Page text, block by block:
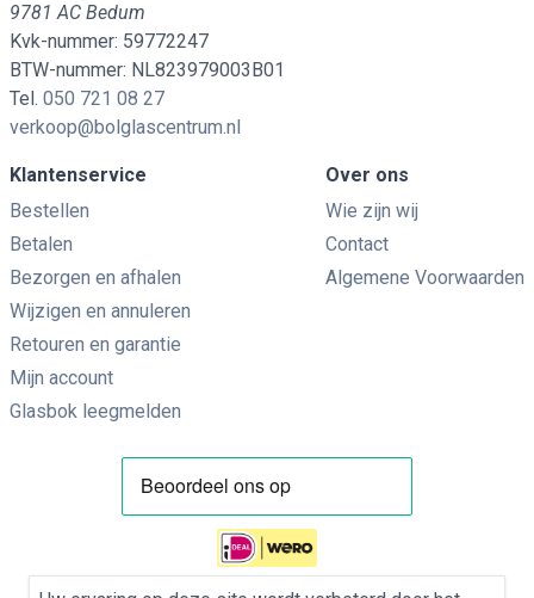
9781 AC Bedum
Kvk-nummer: 59772247
BTW-nummer: NL823979003B01
Tel. 050 721 08 27
verkoop@bolglascentrum.nl
Klantenservice
Bestellen
Betalen
Bezorgen en afhalen
Wijzigen en annuleren
Retouren en garantie
Mijn account
Glasbok leegmelden
Over ons
Wie zijn wij
Contact
Algemene Voorwaarden